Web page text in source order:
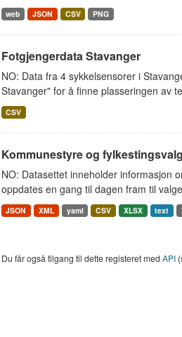
web JSON CSV PNG
Fotgjengerdata Stavanger
NO: Data fra 4 sykkelsensorer i
Stavanger" for å finne plasseringen av
CSV
Kommunestyre og
NO: Datasettet inneholder informasjon
oppdates en gang til dagen fram til
JSON XML yaml CSV XLSX text
Du får også tilgang til dette registeret med API